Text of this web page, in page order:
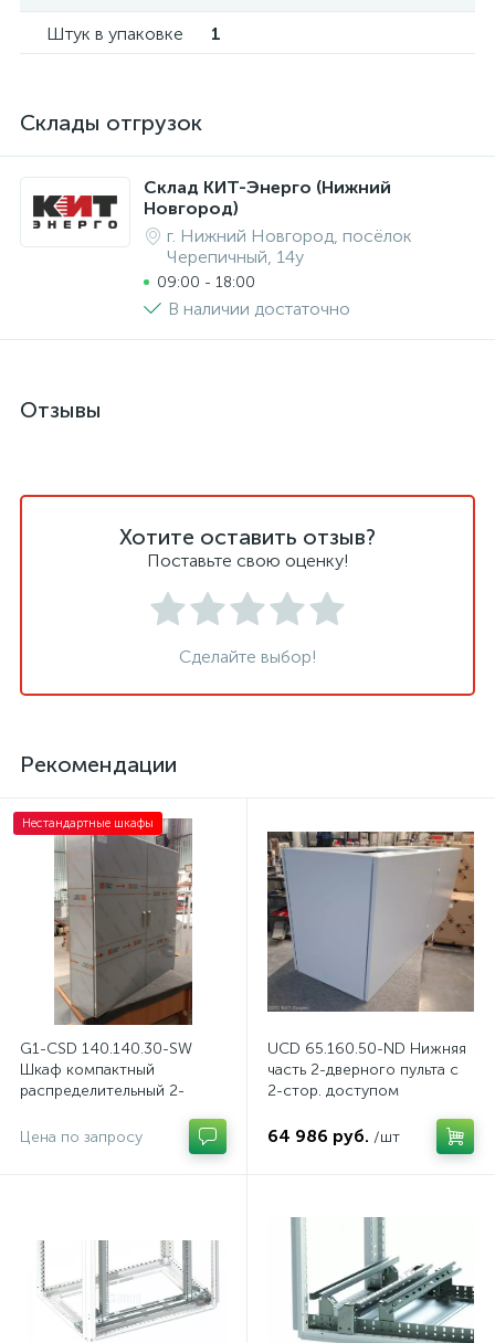
Штук в упаковке 1
Склады отгрузок
Склад КИТ-Энерго (Нижний
Новгород)
г. Нижний Новгород, посёлок
Черепичный, 14у
09:00 - 18:00
В наличии достаточно
Отзывы
Хотите оставить отзыв?
Поставьте свою оценку!
Сделайте выбор!
Рекомендации
Нестандартные шкафы
G1-CSD 140.140.30-SW
Шкаф компактный
распределительный 2-
стали, с перемычкой
Цена по запросу
UCD 65.160.50-ND Нижняя
часть 2-дверного пульта с
2-стор. доступом
64 986 руб. /шт